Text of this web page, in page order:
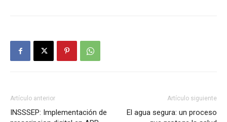
Artículo anterior
INSSSEP: Implementación de
Artículo siguiente
El agua segura: un proceso